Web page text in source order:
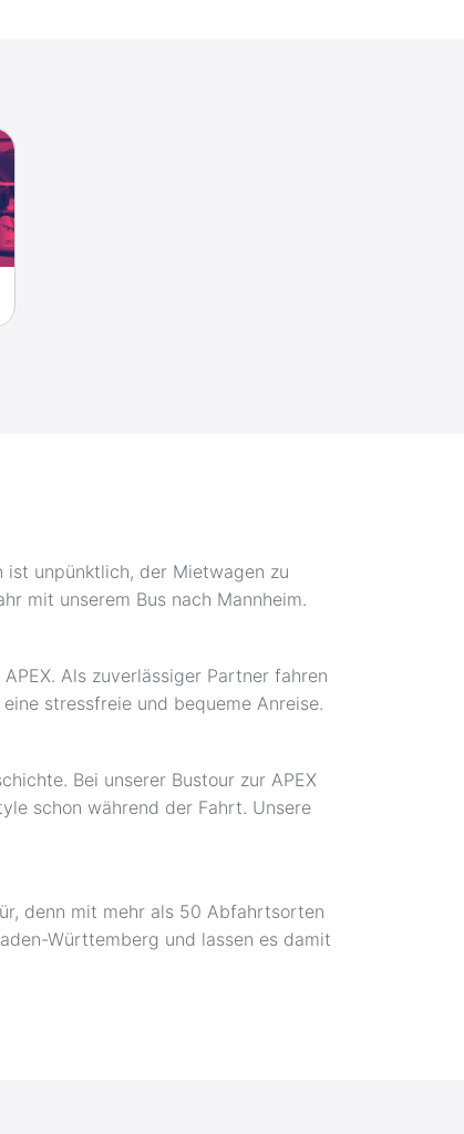
ist unpünktlich, der Mietwagen zu
mit unserem Bus nach Mannheim.
Als zuverlässiger Partner fahren
stressfreie und bequeme Anreise.
Bei unserer Bustour zur APEX
schon während der Fahrt. Unsere
denn mit mehr als 50 Abfahrtsorten
Württemberg und lassen es damit